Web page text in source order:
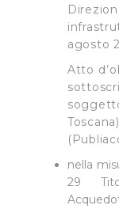
agosto
Atto
nella
29